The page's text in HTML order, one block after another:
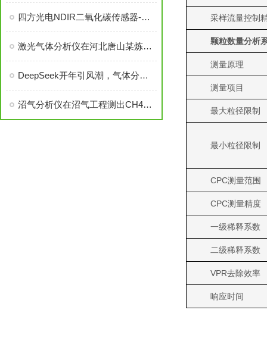
四方光电NDIR二氧化碳传感器-您的侦“碳”先锋已上线
激光气体分析仪在河北唐山某炼铁厂煤粉仓安全监测应用案例
DeepSeek开年引风潮，气体分析行业即将迎来AI革命？
沼气分析仪在沼气工程测出CH4浓度达94%的沼气！
采样流量控制
颗粒数量分析
测量原理
测量项目
最大粒径限制
最小粒径限制
CPC测量范围
CPC测量精度
一级稀释系数
二级稀释系数
VPR去除效率
响应时间